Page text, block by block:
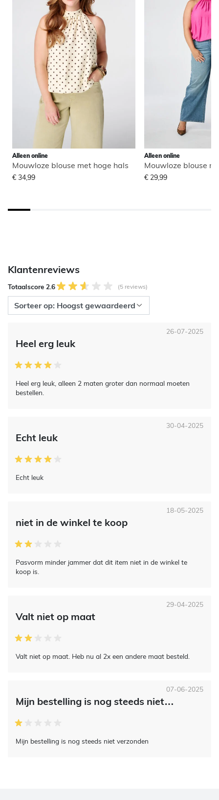
Alleen online
Mouwloze blouse met hoge hals
€ 34,99
Alleen online
Mouwloze blouse
€ 29,99
Klantenreviews
Totaalscore 2.6 (5 reviews)
Heel erg leuk
Heel erg leuk, alleen 2 maten groter dan normaal moeten
bestellen.
26-07-2025
Echt leuk
Echt leuk
30-04-2025
niet in de winkel te koop
Pasvorm minder jammer dat dit item niet in de winkel te
koop is.
18-05-2025
Valt niet op maat
Valt niet op maat. Heb nu al 2x een andere maat besteld.
29-04-2025
Mijn bestelling is nog steeds niet…
Mijn bestelling is nog steeds niet verzonden
07-06-2025